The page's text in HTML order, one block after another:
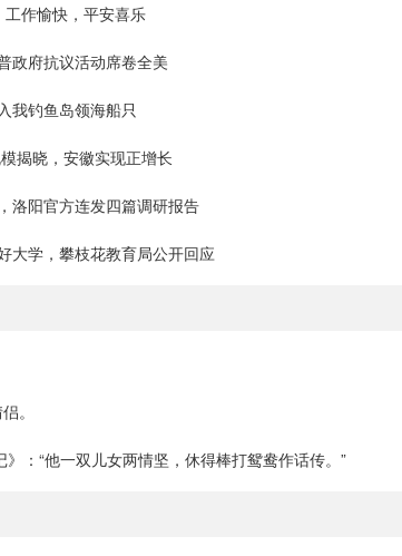
作愉快，平安喜乐
政府抗议活动席卷全美
我钓鱼岛领海船只
揭晓，安徽实现正增长
洛阳官方连发四篇调研报告
大学，攀枝花教育局公开回应
。
：“他一双儿女两情坚，休得棒打鸳鸯作话传。”